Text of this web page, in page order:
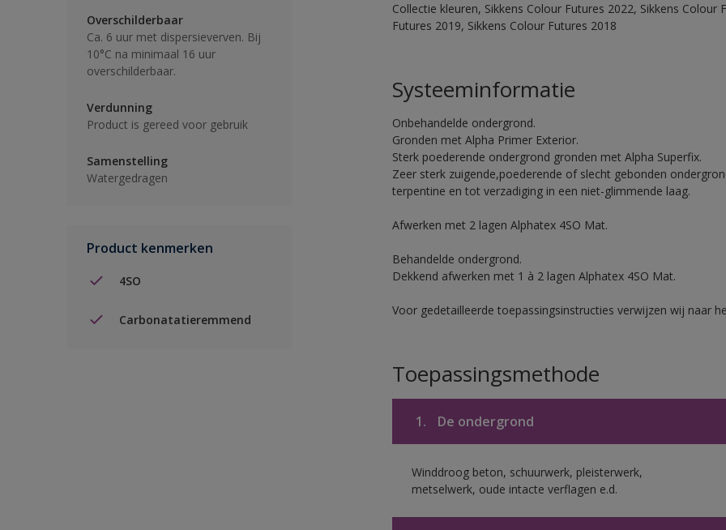
Overschilderbaar
Ca. 6 uur met dispersieverven. Bij
10°C na minimaal 16 uur
overschilderbaar.
Verdunning
Product is gereed voor gebruik
Samenstelling
Watergedragen
Product kenmerken
4SO
Carbonatatieremmend
Collectie kleuren, Sikkens Colour Futures 2022, Sikkens
Futures 2019, Sikkens Colour Futures 2018
Systeeminformatie
Onbehandelde ondergrond.
Gronden met Alpha Primer Exterior.
Sterk poederende ondergrond gronden met Alpha Superfix.
Zeer sterk zuigende,poederende of slecht gebonden
terpentine en tot verzadiging in een niet-glimmende laag.
Afwerken met 2 lagen Alphatex 4SO Mat.
Behandelde ondergrond.
Dekkend afwerken met 1 à 2 lagen Alphatex 4SO Mat.
Voor gedetailleerde toepassingsinstructies verwijzen wij naar
Toepassingsmethode
1. De ondergrond
Winddroog beton, schuurwerk, pleisterwerk,
metselwerk, oude intacte verflagen e.d.